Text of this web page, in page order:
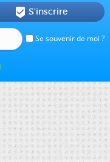
Se souvenir de moi ?
 S'inscrire